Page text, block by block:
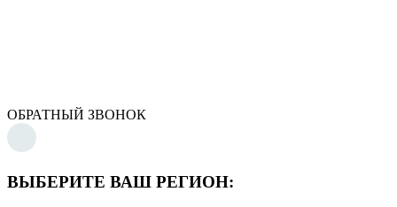
ОБРАТНЫЙ ЗВОНОК
ВЫБЕРИТЕ ВАШ РЕГИОН: